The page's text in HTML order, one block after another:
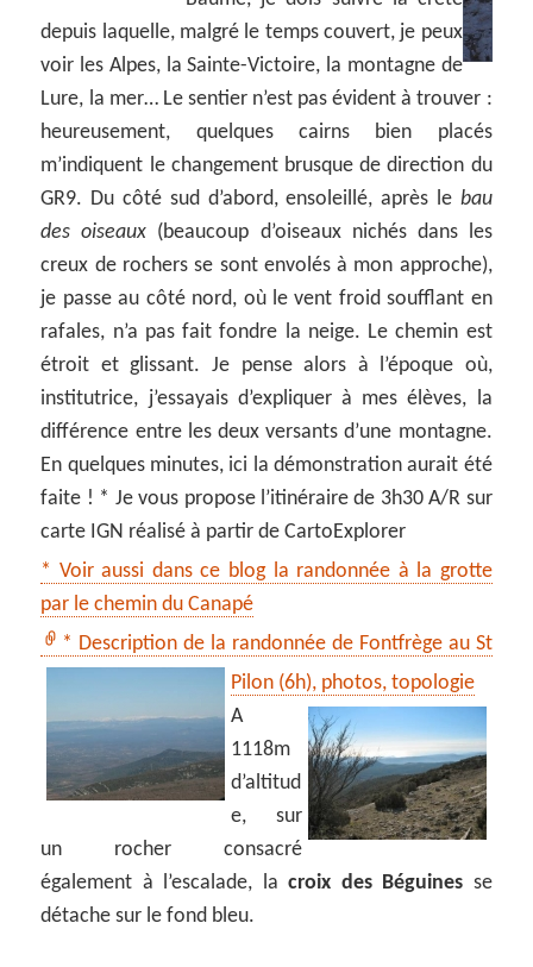
depuis laquelle, malgré le temps couvert, je peux
voir les Alpes, la Sainte-Victoire, la montagne de
Lure, la mer… Le sentier n’est pas évident à trouver :
heureusement, quelques cairns bien placés
m’indiquent le changement brusque de direction du
GR9. Du côté sud d’abord, ensoleillé, après le bau
des oiseaux (beaucoup d’oiseaux nichés dans les
creux de rochers se sont envolés à mon approche),
je passe au côté nord, où le vent froid soufflant en
rafales, n’a pas fait fondre la neige. Le chemin est
étroit et glissant. Je pense alors à l’époque où,
institutrice, j’essayais d’expliquer à mes élèves, la
différence entre les deux versants d’une montagne.
En quelques minutes, ici la démonstration aurait été
faite ! * Je vous propose l’itinéraire de 3h30 A/R sur
carte IGN réalisé à partir de CartoExplorer
* Voir aussi dans ce blog la randonnée à la grotte
par le chemin du Canapé
* Description de la randonnée de Fontfrège au St
Pilon (6h), photos, topologie
A
1118m
d’altitud
e, sur
un rocher consacré
également à l’escalade, lacroix des Béguines se
détache sur le fond bleu.